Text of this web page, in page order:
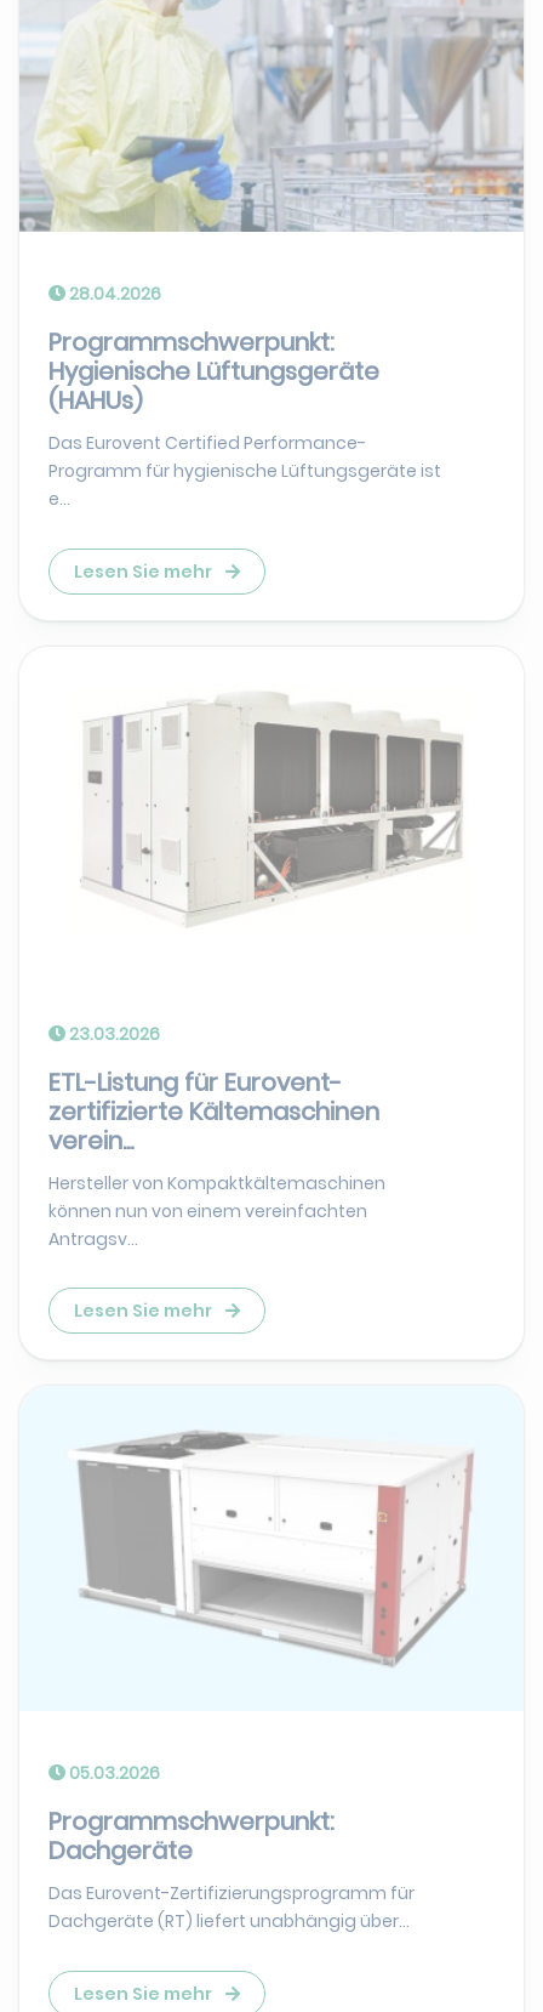
28.04.2026
Programmschwerpunkt:
Hygienische Lüftungsgeräte
(HAHUs)
Das Eurovent Certified Performance-
Programm für hygienische Lüftungsgeräte ist
e...
Lesen Sie mehr
23.03.2026
ETL-Listung für Eurovent-
zertifizierte Kältemaschinen
verein...
Hersteller von Kompaktkältemaschinen
können nun von einem vereinfachten
Antragsv...
Lesen Sie mehr
05.03.2026
Programmschwerpunkt:
Dachgeräte
Das Eurovent-Zertifizierungsprogramm für
Dachgeräte (RT) liefert unabhängig über...
Lesen Sie mehr